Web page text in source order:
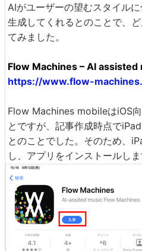
AIがユーザーの望むスタイル
生成してくれるとのことで、
てみました。
Flow Machines – AI
https://www.flow-
Flow Machines mobileはiOS
とですが、記事作成時点で
とのことでした。そのため、
し、アプリをインストールしま